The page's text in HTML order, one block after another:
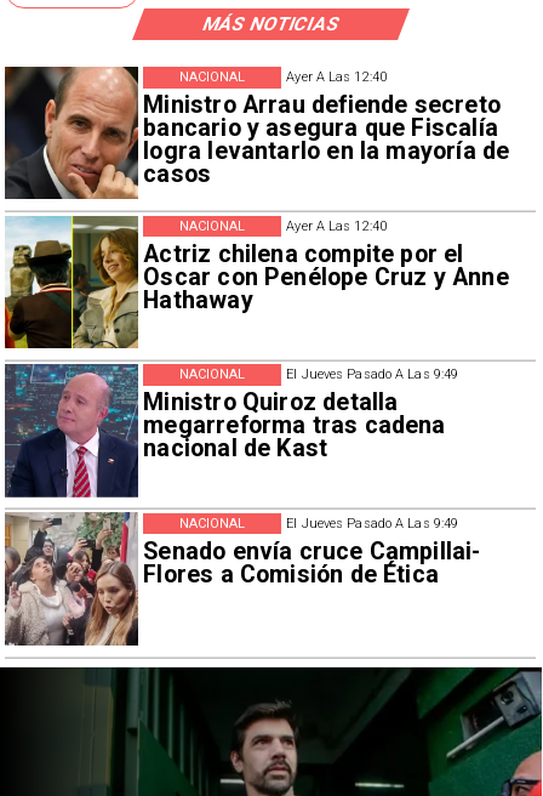
MÁS NOTICIAS
Ayer A Las 12:40
Ministro Arrau defiende secreto
bancario y asegura que Fiscalía
logra levantarlo en la mayoría de
casos
NACIONAL
Ayer A Las 12:40
Actriz chilena compite por el
Oscar con Penélope Cruz y Anne
Hathaway
NACIONAL
El Jueves Pasado A Las 9:49
Ministro Quiroz detalla
megarreforma tras cadena
nacional de Kast
NACIONAL
El Jueves Pasado A Las 9:49
Senado envía cruce Campillai-
Flores a Comisión de Ética
NACIONAL